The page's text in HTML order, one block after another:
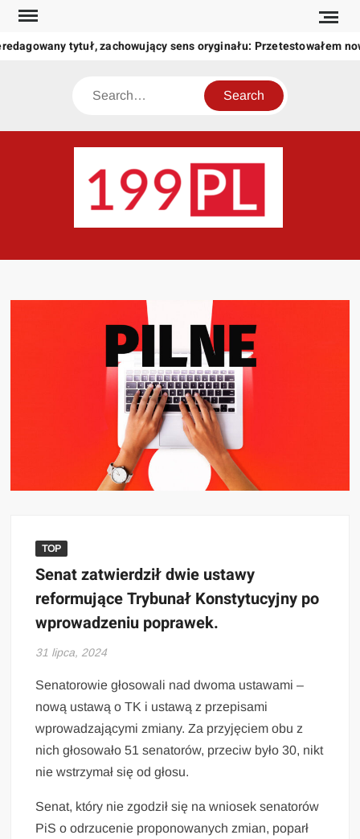
Skip
content
tytuł, zachowujący sens oryginału: Przetestowałem
Search
świat
TOP
Senat zatwierdził dwie ustawy
reformujące Trybunał Konstytucyjny po
wprowadzeniu poprawek.
31 lipca, 2024
Senatorowie głosowali nad dwoma ustawami –
nową ustawą o TK i ustawą z przepisami
wprowadzającymi zmiany. Za przyjęciem obu z
nich głosowało 51 senatorów, przeciw było 30, nikt
nie wstrzymał się od głosu.
Senat, który nie zgodził się na wniosek senatorów
PiS o odrzucenie proponowanych zmian, poparł